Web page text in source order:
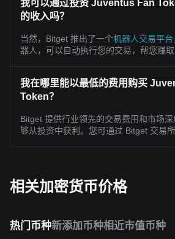
我可以通过投资 Juventus Fan
的收入吗？
当然，Bitget 推出了一个机器人交易平台
器人，可以自动执行您的交易，帮您赚取
我在哪里能以最低的费用购买
Token？
Bitget 提供行业领先的交易费用和市场
够从投资中获利。您可通过 Bitget 交易所
相关加密货币价格
热门币种新添加币种相近市值币种